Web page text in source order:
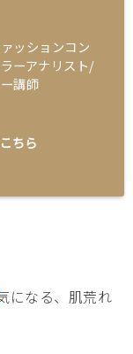
ッションコン
ーアナリスト/
講師
ちら
になる、肌荒れ